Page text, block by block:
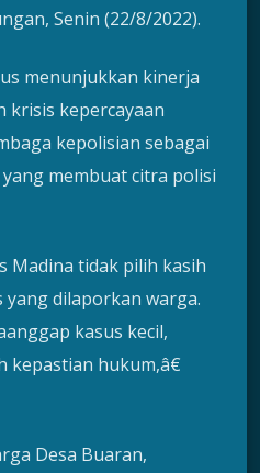
Senin (22/8/2022).
menunjukkan kinerja
krisis kepercayaan
kepolisian sebagai
membuat citra polisi
Madina tidak pilih kasih
yang dilaporkan warga.
kasus kecil,
hukum,â€
Desa Buaran,